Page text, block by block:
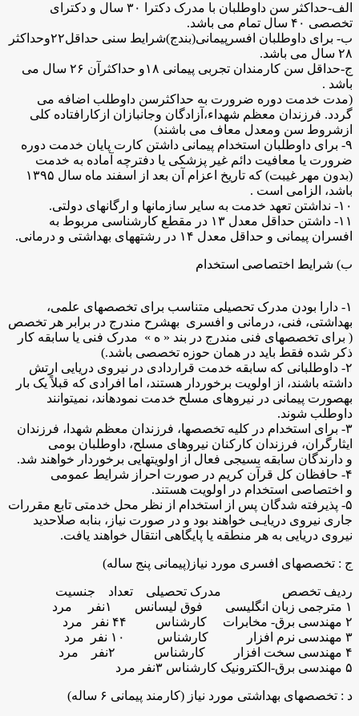
الف-حداکثر سن داوطلبان با مدرک دکترا ۳۰ سال و دکترای
تخصصی ۴۰ سال تمام می باشد.
ب- برای داوطلبان افسرپیمانی(بندج)شرایط سنی حداقل۲۲وحداکثر
۲۸ سال می باشد.
ج-حداقل سن کارمندان تجربی پیمانی ۱۸و حداکثرآن ۲۶ سال می
باشد .
(مدت خدمت دوره ضرورت به حداکثرسن داوطلب اضافه می
گردد. فرزندان معظم شهداء،آزادگان وجانبازان ازکارافتاده کلی
ازشروط سن ومعدل معاف می باشند)
۹- برای داوطلبان استخدام پیمانی داشتن کارت پایان خدمت دوره
ضرورت یا معافیت دائم غیر پزشکی یا دفترچه آماده به خدمت
(بدون مهر غیبت) که تاریخ اعزام آن بعد از اسفند ماه سال ۱۳۹۵
باشد، الزامی است .
۱۰- نداشتن تعهد خدمت به سایر سازمانها و ارگانهای دولتی.
۱۱- داشتن حداقل معدل ۱۳ در مقطع کارشناسی مربوط به
افسران پیمانی و حداقل معدل ۱۴ در رشتههای بهداشتی و درمانی.
ب) شرایط اختصاصی استخدام
۱- دارا بودن مدرک تحصیلی متناسب برای تخصصهای علمی،
بهداشتی، فنی، درمانی و افسری بهشرح مندرج در برابر هر تخصص
( برای تخصصهای فنی مندرج در بند « ه » مدرک فنی یا سابقه کار
ذکر شده فقط باید در همان حوزه تخصصی باشد.)
۲- داوطلبانی که سابقه خدمت قراردادی در نیروی دریایی ارتش
داشته باشند، از اولویت برخوردار هستند، اما افرادی که قبلاً یک بار
بهصورت پیمانی در نیروهای مسلح خدمت نمودهاند، نمیتوانند
داوطلب شوند.
۳- برای استخدام در کلیه تخصصها، فرزندان معظم شهدا، فرزندان
ایثارگران، فرزندان کارکنان نیروهای مسلح، داوطلبان بومی
و دارندگان سابقه بسیجی فعال از اولویتهایی برخوردار خواهند شد.
۴- حافظان کل قرآن کریم در صورت احراز شرایط عمومی
و اختصاصی استخدام در اولویت هستند.
۵- پذیرفته شدگان پس از استخدام از نظر محل خدمتی تابع مقررات
جاری نیروی دریایـی خواهند بود و در صورت نیاز، بنابه صلاحدید
نیروی دریایی به هر منطقه یا پایگاهی انتقال خواهند یافت.
ج : تخصصهای افسری مورد نیاز(پیمانی پنج ساله)
ردیف تخصص مدرک تحصیلی تعداد جنسیت
۱ مترجمی زبان انگلیسی فوق لیسانس ۱نفر مرد
۲ مهندسی برق- مخابرات کارشناس ۴۴ نفر مرد
۳ مهندسی نرم افزار کارشناس ۱۰ نفر مرد
۴ مهندسی سخت افزار کارشناس ۲نفر مرد
۵ مهندسی برق-الکترونیک کارشناس ۳نفر مرد
د : تخصصهای بهداشتی مورد نیاز (کارمند پیمانی ۶ ساله)